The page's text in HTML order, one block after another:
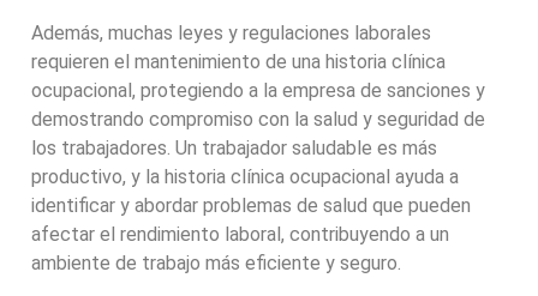
Además, muchas leyes y regulaciones laborales
requieren el mantenimiento de una historia clínica
ocupacional, protegiendo a la empresa de sanciones y
demostrando compromiso con la salud y seguridad de
los trabajadores. Un trabajador saludable es más
productivo, y la historia clínica ocupacional ayuda a
identificar y abordar problemas de salud que pueden
afectar el rendimiento laboral, contribuyendo a un
ambiente de trabajo más eficiente y seguro.